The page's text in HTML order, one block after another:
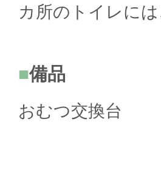
カ所のトイレに
備品
おむつ交換台